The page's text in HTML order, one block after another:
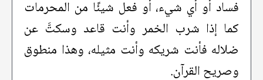
فساد أو أي شيء، أو فعل شيئًا من المحرمات
كما إذا شرب الخمر وأنت قاعد وسكتَّ عن
ضلاله فأنت شريكه وأنت مثيله، وهذا منطوق
وصريح القرآن.